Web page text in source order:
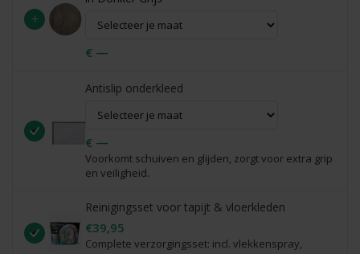
+
€ —
Antislip onderkleed
€ —
Voorkomt schuiven en glijden, zorgt voor extra grip
en veiligheid.
Reinigingsset voor tapijt & vloerkleden
€39,95
Complete verzorgingsset: incl. vlekkenspray,